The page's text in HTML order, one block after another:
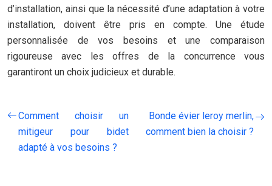
d’installation, ainsi que la nécessité d’une adaptation à votre
installation, doivent être pris en compte. Une étude
personnalisée de vos besoins et une comparaison
rigoureuse avec les offres de la concurrence vous
garantiront un choix judicieux et durable.
Comment choisir un
mitigeur pour bidet
adapté à vos besoins ?
Bonde évier leroy merlin,
comment bien la choisir ?